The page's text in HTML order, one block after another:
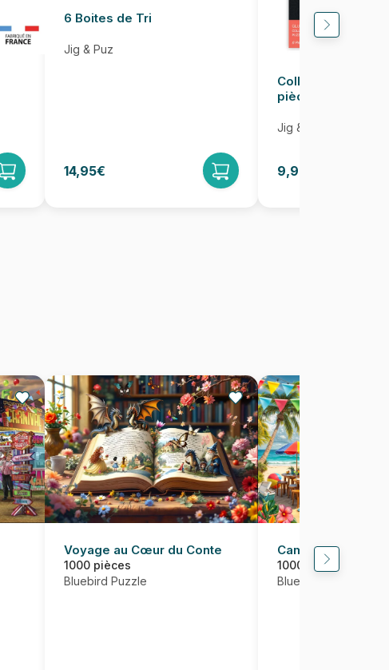
6 Boites de Tri
Jig & Puz
14,95€
Colle pour Puzzle
pièces
Jig & Puz
9,95€
Voyage au Cœur du Conte
1000 pièces
Bluebird Puzzle
Camping-Car à la
1000 pièces
Bluebird Puzzle